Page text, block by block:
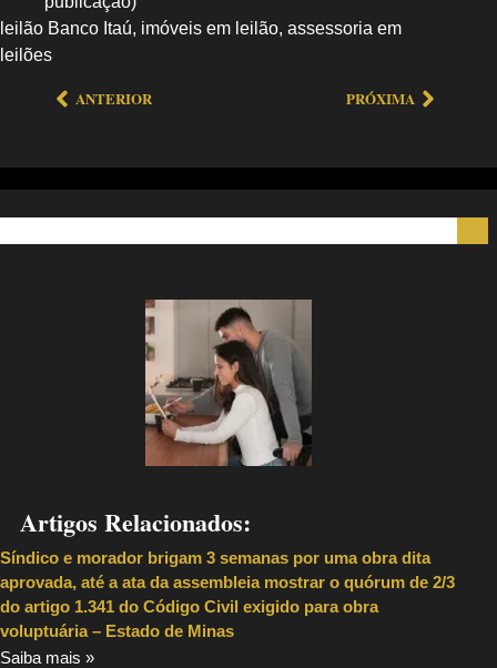
leilão Banco Itaú, imóveis em leilão, assessoria em
leilões
ANTERIOR PRÓXIMA
Artigos Relacionados:
Síndico e morador brigam 3 semanas por uma obra dita
aprovada, até a ata da assembleia mostrar o quórum de 2/3
do artigo 1.341 do Código Civil exigido para obra
voluptuária – Estado de Minas
Saiba mais »